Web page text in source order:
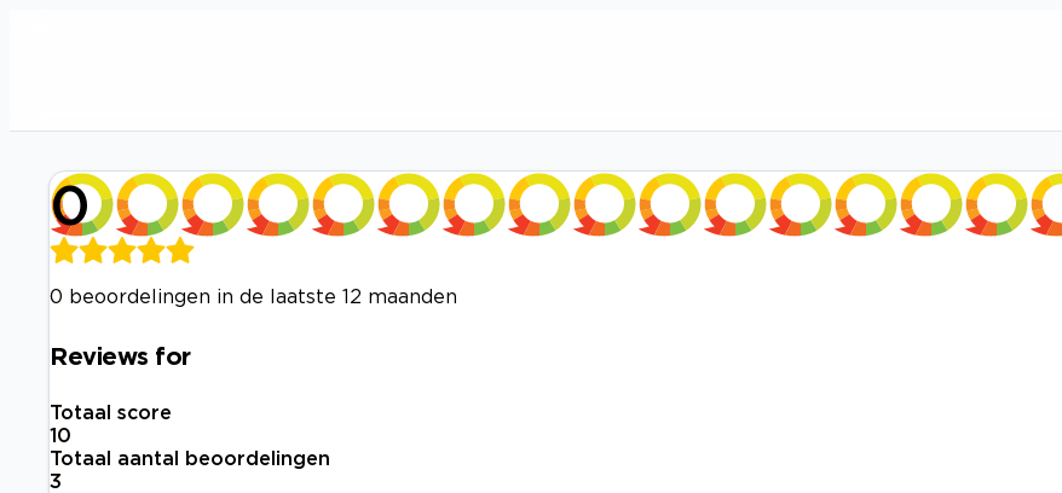
0
0 beoordelingen in de laatste 12 maanden
Reviews for
Totaal score
10
Totaal aantal beoordelingen
3